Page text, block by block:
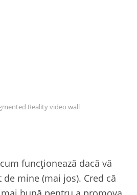
Reality video wall
funcționează dacă vă
mine (mai jos). Cred că